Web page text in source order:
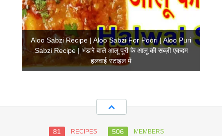
Aloo Sabzi Recipe | Aloo Sabzi For Poori | Aloo Puri
Sabzi Recipe | भंडारे वाले आलू पूरी के आलू की सब्ज़ी एकदम
हलवाई स्टाइल में
81 RECIPES 506 MEMBERS